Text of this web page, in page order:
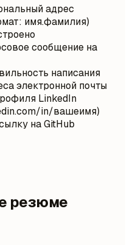
адрес
имя.фамилия)
сообщение на
написания
электронной почты
LinkedIn
in/вашеимя)
на GitHub
резюме